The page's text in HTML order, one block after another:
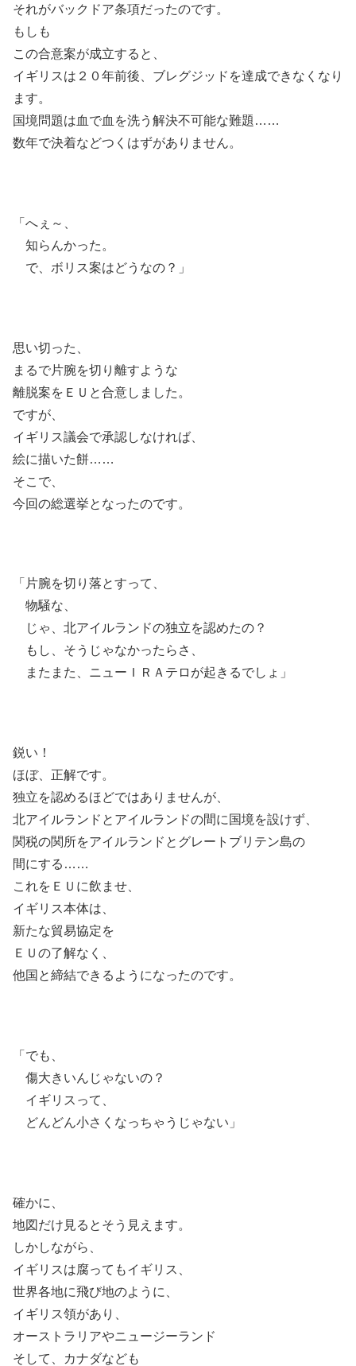
それがバックドア条項だったのです。
もしも
この合意案が成立すると、
イギリスは２０年前後、ブレグジッドを達成できなくなり
ます。
国境問題は血で血を洗う解決不可能な難題……
数年で決着などつくはずがありません。
「へぇ～、
知らんかった。
で、ボリス案はどうなの？」
思い切った、
まるで片腕を切り離すような
離脱案をＥＵと合意しました。
ですが、
イギリス議会で承認しなければ、
絵に描いた餅……
そこで、
今回の総選挙となったのです。
「片腕を切り落とすって、
物騒な、
じゃ、北アイルランドの独立を認めたの？
もし、そうじゃなかったらさ、
またまた、ニューＩＲＡテロが起きるでしょ」
鋭い！
ほぼ、正解です。
独立を認めるほどではありませんが、
北アイルランドとアイルランドの間に国境を設けず、
関税の関所をアイルランドとグレートブリテン島の
間にする……
これをＥＵに飲ませ、
イギリス本体は、
新たな貿易協定を
ＥＵの了解なく、
他国と締結できるようになったのです。
「でも、
傷大きいんじゃないの？
イギリスって、
どんどん小さくなっちゃうじゃない」
確かに、
地図だけ見るとそう見えます。
しかしながら、
イギリスは腐ってもイギリス、
世界各地に飛び地のように、
イギリス領があり、
オーストラリアやニュージーランド
そして、カナダなども